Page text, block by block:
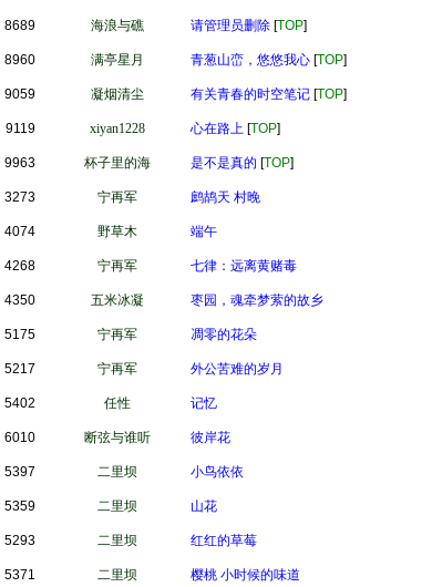
8689 海浪与礁 请管理员删除 [TOP]
8960 满亭星月 青葱山峦，悠悠我心 [TOP]
9059 凝烟清尘 有关青春的时空笔记 [TOP]
9119 xiyan1228 心在路上 [TOP]
9963 杯子里的海 是不是真的 [TOP]
3273 宁再军 鹧鸪天 村晚
4074 野草木 端午
4268 宁再军 七律：远离黄赌毒
4350 五米冰凝 枣园，魂牵梦萦的故乡
5175 宁再军 凋零的花朵
5217 宁再军 外公苦难的岁月
5402 任性 记忆
6010 断弦与谁听 彼岸花
5397 二里坝 小鸟依依
5359 二里坝 山花
5293 二里坝 红红的草莓
5371 二里坝 樱桃 小时候的味道